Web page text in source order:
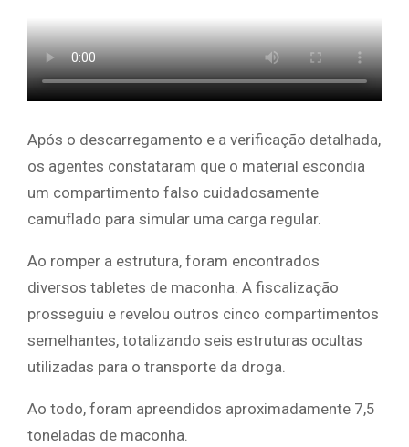
Após o descarregamento e a verificação detalhada,
os agentes constataram que o material escondia
um compartimento falso cuidadosamente
camuflado para simular uma carga regular.
Ao romper a estrutura, foram encontrados
diversos tabletes de maconha. A fiscalização
prosseguiu e revelou outros cinco compartimentos
semelhantes, totalizando seis estruturas ocultas
utilizadas para o transporte da droga.
Ao todo, foram apreendidos aproximadamente 7,5
toneladas de maconha.